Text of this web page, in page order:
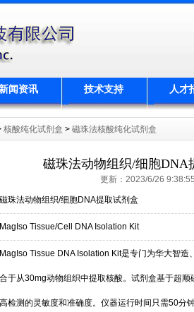
新闻资讯 技术支持 人才
核酸纯化试剂盒 > 磁珠法核酸纯化试剂盒
磁珠法动物组织/细胞DNA
更新：2023/6/26 9:38:55
磁珠法动物组织/细胞DNA提取试剂盒
MagIso Tissue/Cell DNA Isolation Kit
MagIso Tissue DNA Isolation Kit是专门为华大智
合于从30mg动物组织中提取核酸。试剂盒基于超
高检测的灵敏度和准确度。仪器运行时间只需50分